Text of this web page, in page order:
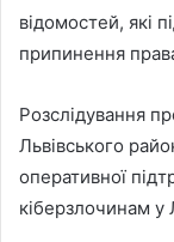
відомостей, які
припинення
Розслідування
Львівського
оперативної
кіберзлочинам у